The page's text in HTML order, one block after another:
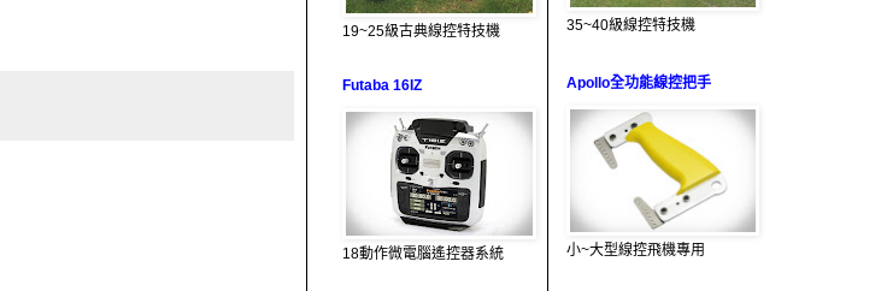
19~25級古典線控特技機
Futaba 16IZ
18動作微電腦遙控器系統
35~40級線控特技機
Apollo全功能線控把手
小~大型線控飛機專用